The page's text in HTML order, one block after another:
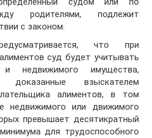
родителями, подлежит
с законом.
что при
суд будет учитывать
недвижимого имущества,
доказанные взыскателем
алиментов, в том
недвижимого или движимого
превышает десятикратный
для трудоспособного